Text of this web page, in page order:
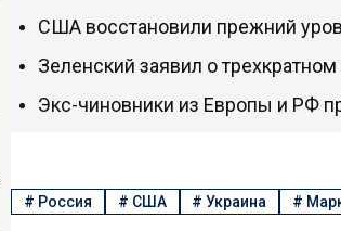
США восстановили прежний
Зеленский заявил о
Экс-чиновники из Европы и РФ
# Россия # США #Украина #